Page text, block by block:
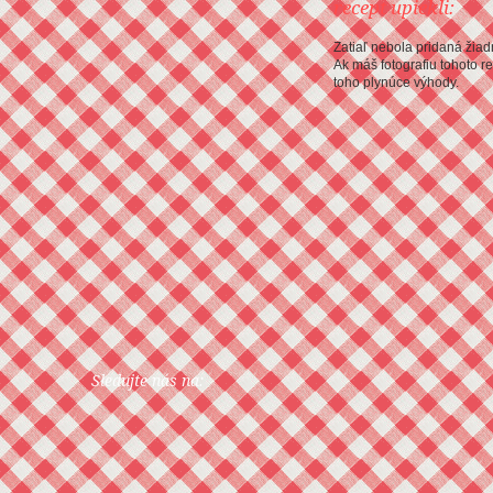
recept upiekli:
Zatiaľ nebola pridaná
Ak máš fotografiu tohoto
toho plynúce výhody.
Sledujte nás na: